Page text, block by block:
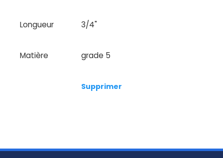
Longueur 3/4"
Matière grade 5
Supprimer